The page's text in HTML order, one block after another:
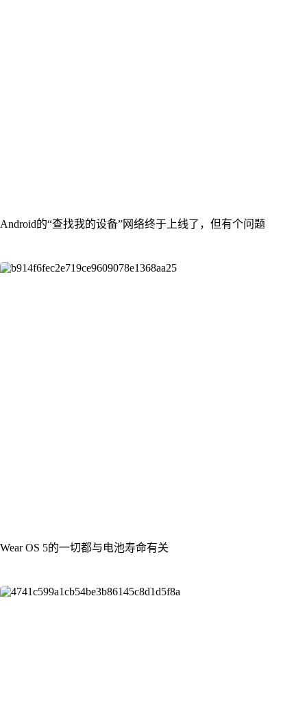
Android的“查找我的设备”网络终于上线了，但有个问题
Wear OS 5的一切都与电池寿命有关